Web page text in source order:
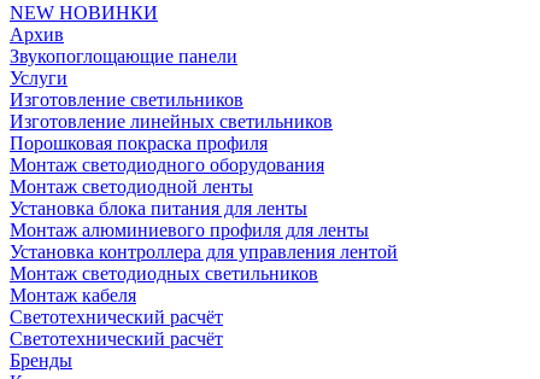
NEW НОВИНКИ
Архив
Звукопоглощающие панели
Услуги
Изготовление светильников
Изготовление линейных светильников
Порошковая покраска профиля
Монтаж светодиодного оборудования
Монтаж светодиодной ленты
Установка блока питания для ленты
Монтаж алюминиевого профиля для ленты
Установка контроллера для управления лентой
Монтаж светодиодных светильников
Монтаж кабеля
Светотехнический расчёт
Светотехнический расчёт
Бренды